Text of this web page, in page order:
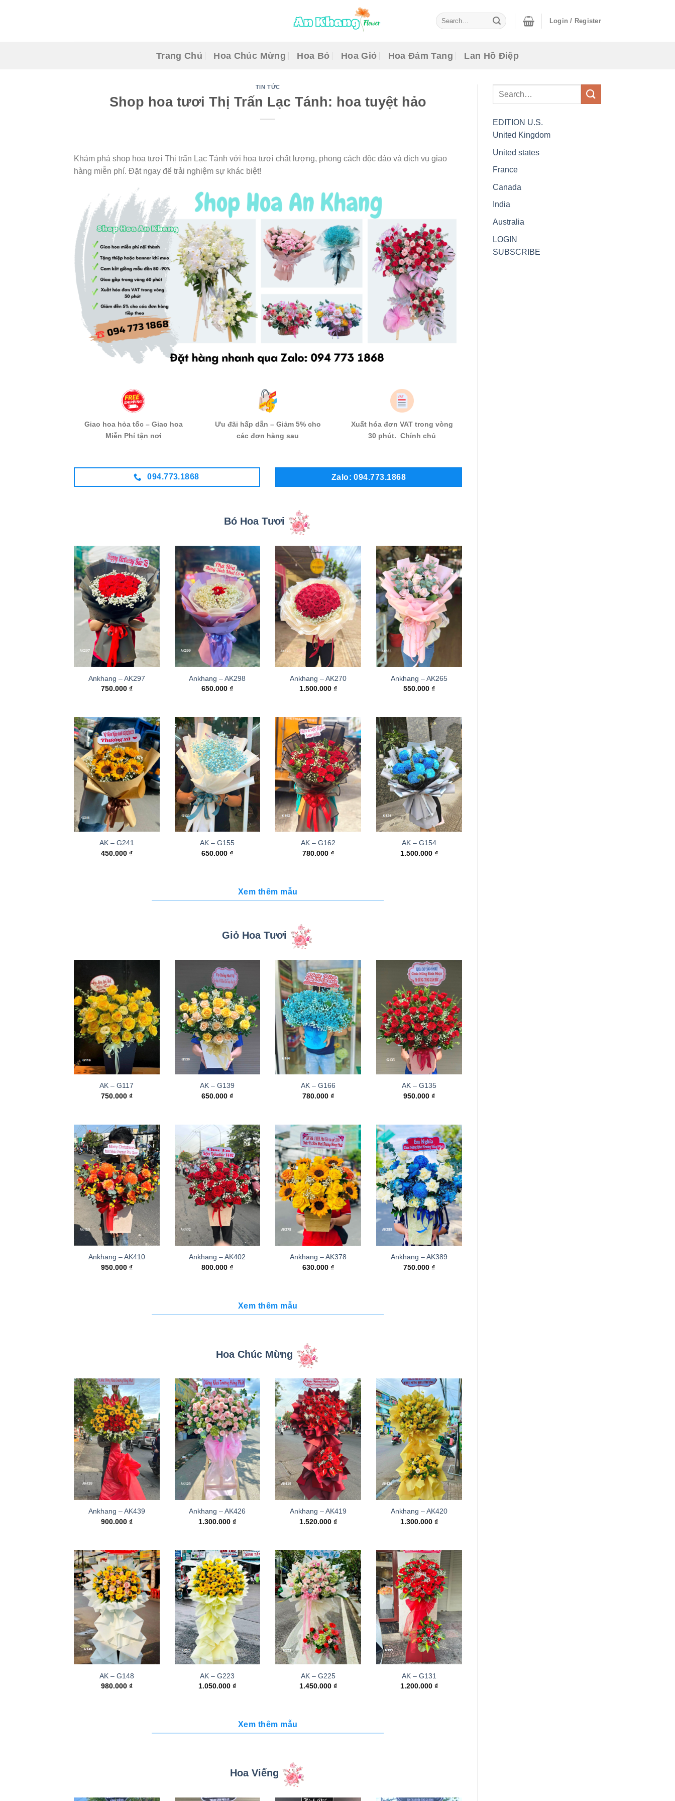
Search
for:
Login / Register
Trang Chủ Hoa Chúc Mừng Hoa Bó Hoa Giỏ Hoa Đám Tang Lan Hồ Điệp
TIN TỨC
Shop hoa tươi Thị Trấn Lạc Tánh: hoa tuyệt hảo
Khám phá shop hoa tươi Thị trấn Lạc Tánh với hoa tươi chất lượng, phong cách độc đáo và dịch vụ giao
hàng miễn phí. Đặt ngay để trải nghiệm sự khác biệt!
Giao hoa hỏa tốc – Giao hoa
Miễn Phí tận nơi
Ưu đãi hấp dẫn – Giảm 5% cho
các đơn hàng sau
Xuất hóa đơn VAT trong vòng
30 phút. Chính chủ
094.773.1868 Zalo: 094.773.1868
Bó Hoa Tươi
Ankhang – AK297
750.000 ₫
Ankhang – AK298
650.000₫
Ankhang – AK270
1.500.000₫
Ankhang – AK265
550.000 ₫
AK – G241
450.000 ₫
AK – G155
650.000₫
AK – G162
780.000₫
AK – G154
1.500.000 ₫
Xem thêm mẫu
Giỏ Hoa Tươi
AK – G117
750.000 ₫
AK – G139
650.000₫
AK – G166
780.000₫
AK – G135
950.000 ₫
Ankhang – AK410
950.000 ₫
Ankhang – AK402
800.000₫
Ankhang – AK378
630.000₫
Ankhang – AK389
750.000 ₫
Xem thêm mẫu
Hoa Chúc Mừng
Ankhang – AK439
900.000 ₫
Ankhang – AK426
1.300.000₫
Ankhang – AK419
1.520.000₫
Ankhang – AK420
1.300.000 ₫
AK – G148
980.000 ₫
AK – G223
1.050.000₫
AK – G225
1.450.000₫
AK – G131
1.200.000 ₫
Xem thêm mẫu
Hoa Viếng
EDITION U.S.
United Kingdom
United states
France
Canada
India
Australia
LOGIN
SUBSCRIBE